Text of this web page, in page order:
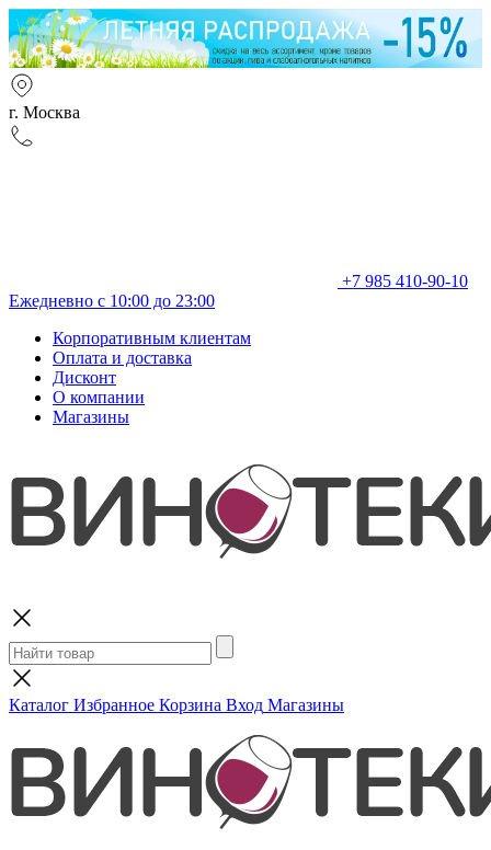
г. Москва
+7 985 410-90-10
Ежедневно с 10:00 до 23:00
Корпоративным клиентам
Оплата и доставка
Дисконт
О компании
Магазины
Каталог Избранное Корзина Вход Магазины